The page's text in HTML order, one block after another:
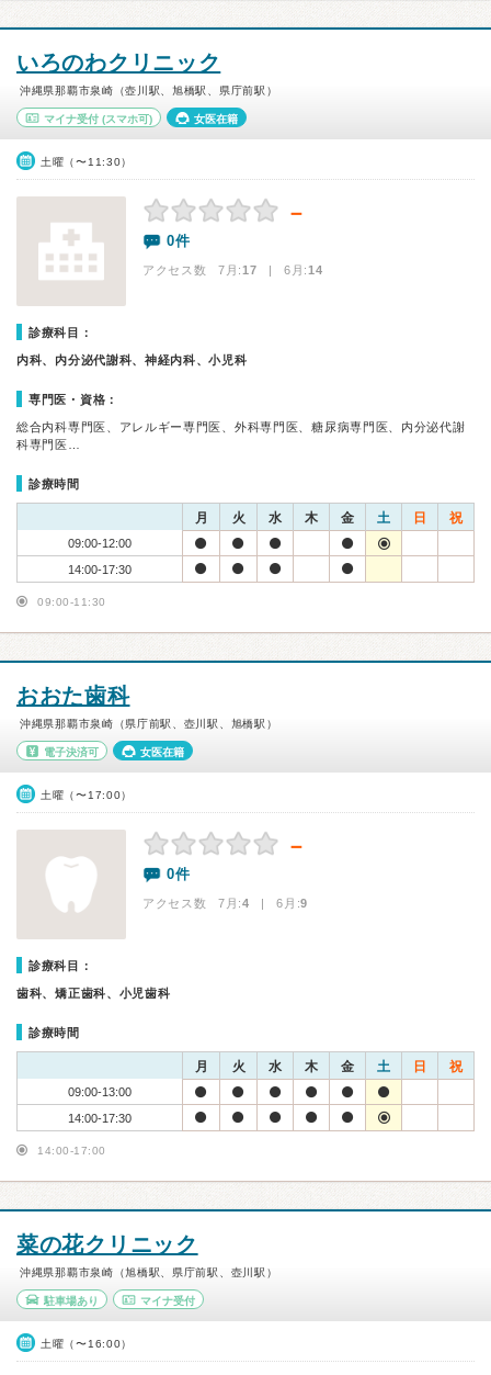
いろのわクリニック
沖縄県那覇市泉崎（壺川駅、旭橋駅、県庁前駅）
マイナ受付 (スマホ可) 女医在籍
土曜（〜11:30）
－
0件
アクセス数 7月:17 | 6月:14
診療科目：
内科、内分泌代謝科、神経内科、小児科
専門医・資格：
総合内科専門医、アレルギー専門医、外科専門医、糖尿病専門医、内分泌代謝
科専門医…
診療時間
月 火 水 木 金 土 日 祝
09:00-12:00
14:00-17:30
09:00-11:30
おおた歯科
沖縄県那覇市泉崎（県庁前駅、壺川駅、旭橋駅）
電子決済可 女医在籍
土曜（〜17:00）
－
0件
アクセス数 7月:4 | 6月:9
診療科目：
歯科、矯正歯科、小児歯科
診療時間
月 火 水 木 金 土 日 祝
09:00-13:00
14:00-17:30
14:00-17:00
菜の花クリニック
沖縄県那覇市泉崎（旭橋駅、県庁前駅、壺川駅）
駐車場あり マイナ受付
土曜（〜16:00）